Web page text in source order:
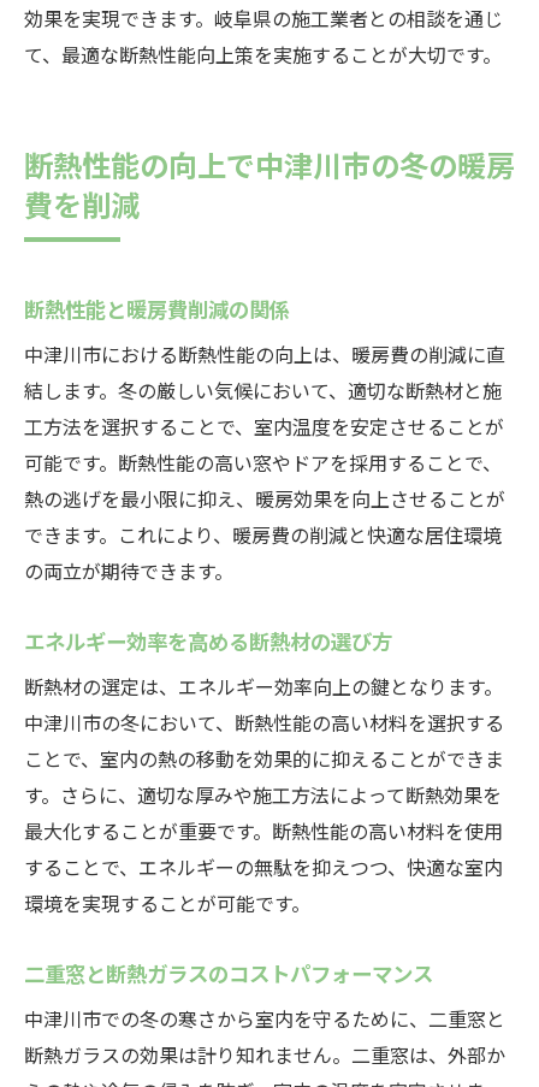
効果を実現できます。岐阜県の施工業者との相談を通じ
て、最適な断熱性能向上策を実施することが大切です。
断熱性能の向上で中津川市の冬の暖房
費を削減
断熱性能と暖房費削減の関係
中津川市における断熱性能の向上は、暖房費の削減に直
結します。冬の厳しい気候において、適切な断熱材と施
工方法を選択することで、室内温度を安定させることが
可能です。断熱性能の高い窓やドアを採用することで、
熱の逃げを最小限に抑え、暖房効果を向上させることが
できます。これにより、暖房費の削減と快適な居住環境
の両立が期待できます。
エネルギー効率を高める断熱材の選び方
断熱材の選定は、エネルギー効率向上の鍵となります。
中津川市の冬において、断熱性能の高い材料を選択する
ことで、室内の熱の移動を効果的に抑えることができま
す。さらに、適切な厚みや施工方法によって断熱効果を
最大化することが重要です。断熱性能の高い材料を使用
することで、エネルギーの無駄を抑えつつ、快適な室内
環境を実現することが可能です。
二重窓と断熱ガラスのコストパフォーマンス
中津川市での冬の寒さから室内を守るために、二重窓と
断熱ガラスの効果は計り知れません。二重窓は、外部か